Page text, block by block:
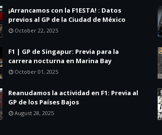
¡Arrancamos con la F1ESTA! : Datos
previos al GP de la Ciudad de México
October 22, 2025
F1 | GP de Singapur: Previa para la
carrera nocturna en Marina Bay
October 01, 2025
Reanudamos la actividad en F1: Previa al
GP de los Países Bajos
August 28, 2025